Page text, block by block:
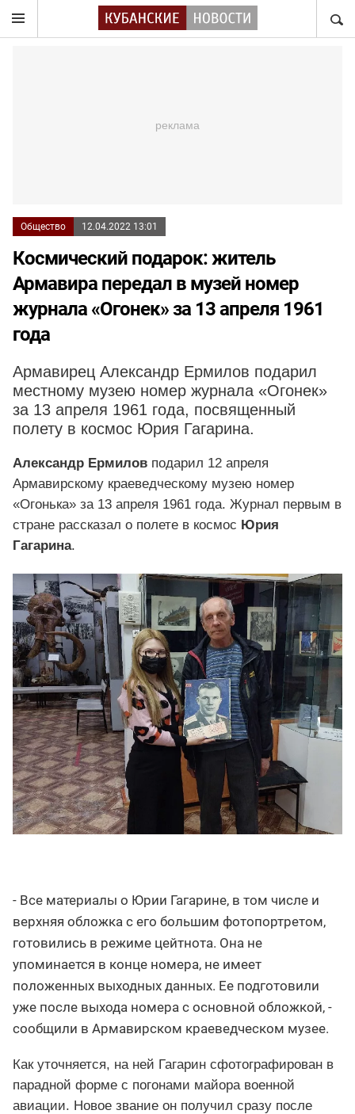
Общество 12.04.2022 13:01
Космический подарок: житель
Армавира передал в музей номер
журнала «Огонек» за 13 апреля 1961
года
Армавирец Александр Ермилов подарил
местному музею номер журнала «Огонек»
за 13 апреля 1961 года, посвященный
полету в космос Юрия Гагарина.
Александр Ермилов подарил 12 апреля
Армавирскому краеведческому музею номер
«Огонька» за 13 апреля 1961 года. Журнал первым в
стране рассказал о полете в космос Юрия
Гагарина.
- Все материалы о Юрии Гагарине, в том числе и
верхняя обложка с его большим фотопортретом,
готовились в режиме цейтнота. Она не
упоминается в конце номера, не имеет
положенных выходных данных. Ее подготовили
уже после выхода номера с основной обложкой, -
сообщили в Армавирском краеведческом музее.
Как уточняется, на ней Гагарин сфотографирован в
парадной форме с погонами майора военной
авиации. Новое звание он получил сразу после